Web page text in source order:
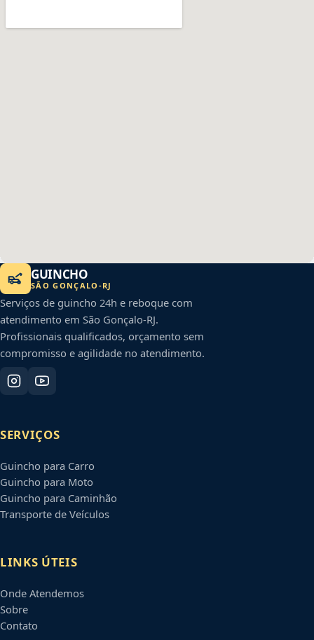
GUINCHO
SÃO GONÇALO -RJ
Serviços de guincho 24h e reboque com
atendimento em São Gonçalo-RJ.
Profissionais qualificados, orçamento sem
compromisso e agilidade no atendimento.
SERVIÇOS
Guincho para Carro
Guincho para Moto
Guincho para Caminhão
Transporte de Veículos
LINKS ÚTEIS
Onde Atendemos
Sobre
Contato